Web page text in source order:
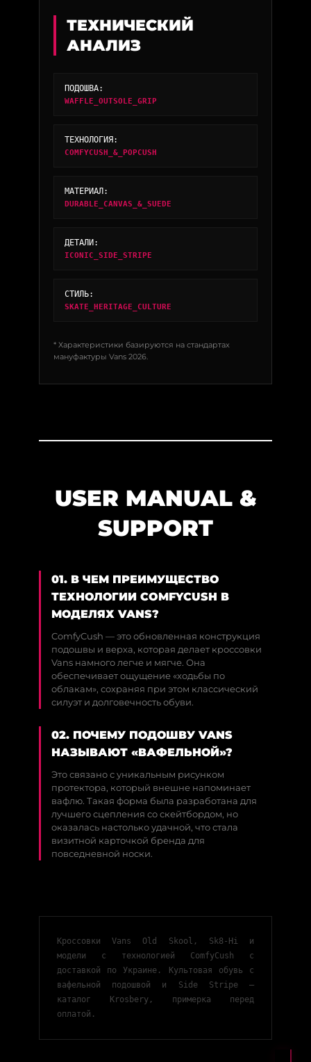
ТЕХНИЧЕСКИЙ
АНАЛИЗ
ПОДОШВА:
WAFFLE_OUTSOLE_GRIP
ТЕХНОЛОГИЯ:
COMFYCUSH_&_POPCUSH
МАТЕРИАЛ:
DURABLE_CANVAS_&_SUEDE
ДЕТАЛИ:
ICONIC_SIDE_STRIPE
СТИЛЬ:
SKATE_HERITAGE_CULTURE
* Характеристики базируются на стандартах
мануфактуры Vans 2026.
USER MANUAL &
SUPPORT
01. В ЧЕМ ПРЕИМУЩЕСТВО
ТЕХНОЛОГИИ COMFYCUSH В
МОДЕЛЯХ VANS?
ComfyCush — это обновленная конструкция
подошвы и верха, которая делает кроссовки
Vans намного легче и мягче. Она
обеспечивает ощущение «ходьбы по
облакам», сохраняя при этом классический
силуэт и долговечность обуви.
02. ПОЧЕМУ ПОДОШВУ VANS
НАЗЫВАЮТ «ВАФЕЛЬНОЙ»?
Это связано с уникальным рисунком
протектора, который внешне напоминает
вафлю. Такая форма была разработана для
лучшего сцепления со скейтбордом, но
оказалась настолько удачной, что стала
визитной карточкой бренда для
повседневной носки.
Кроссовки Vans Old Skool, Sk8-Hi и
модели с технологией ComfyCush с
доставкой по Украине. Культовая обувь с
вафельной подошвой и Side Stripe —
каталог Krosbery, примерка перед
оплатой.